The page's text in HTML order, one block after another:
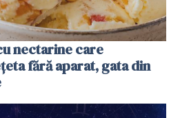
nectarine care
fără aparat, gata din